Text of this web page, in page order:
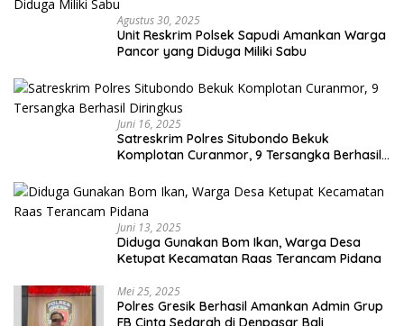
Agustus 30, 2025
Unit Reskrim Polsek Sapudi Amankan Warga
Pancor yang Diduga Miliki Sabu
Juni 16, 2025
Satreskrim Polres Situbondo Bekuk
Komplotan Curanmor, 9 Tersangka Berhasil
Juni 13, 2025
Diduga Gunakan Bom Ikan, Warga Desa
Ketupat Kecamatan Raas Terancam Pidana
Mei 25, 2025
Polres Gresik Berhasil Amankan Admin Grup
FB Cinta Sedarah di Denpasar Bali